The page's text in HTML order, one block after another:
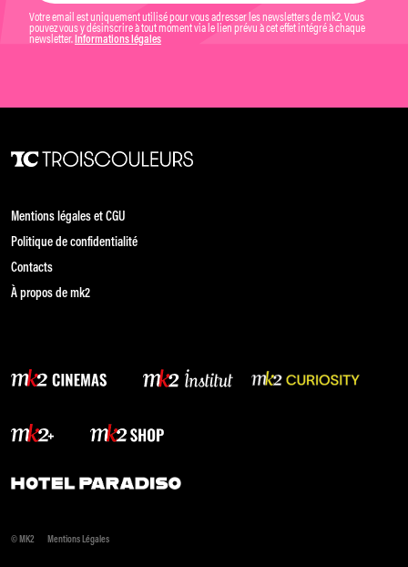
Votre email est uniquement utilisé pour vous adresser les newsletters de mk2. Vous
pouvez vous y désinscrire à tout moment via le lien prévu à cet effet intégré à chaque
newsletter. Informations légales
Mentions légales et CGU
Politique de confidentialité
Contacts
À propos de mk2
© MK2 Mentions Légales